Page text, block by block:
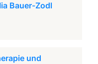
Bauer-Zodl
und